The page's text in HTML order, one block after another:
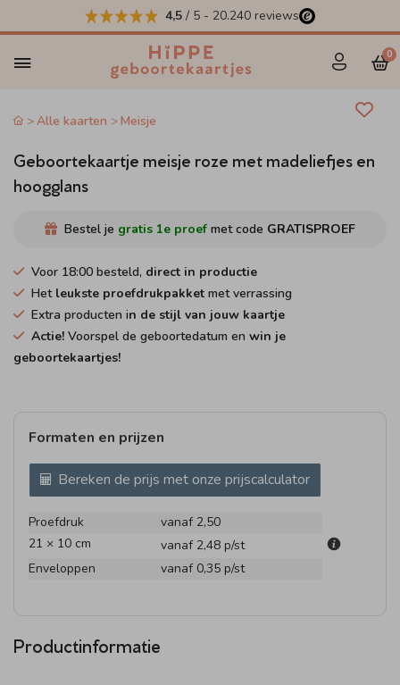
4,5 / 5 - 20.240 reviews
0
Alle kaarten Meisje
Geboortekaartje meisje roze met madeliefjes en
hoogglans
Bestel je gratis 1e proef met code GRATISPROEF
Voor 18:00 besteld, direct in productie
Het leukste proefdrukpakket met verrassing
Extra producten in de stijl van jouw kaartje
Actie! Voorspel de geboortedatum en win je
geboortekaartjes!
Formaten en prijzen
Bereken de prijs met onze prijscalculator
Proefdruk
vanaf 2,50
21 × 10 cm
vanaf 2,48 p/st
Enveloppen
vanaf 0,35 p/st
Productinformatie